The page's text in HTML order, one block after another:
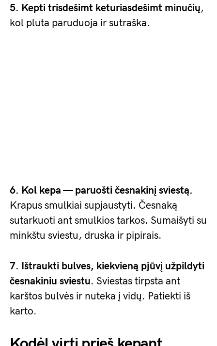
5. Kepti trisdešimt keturiasdešimt minučių,
kol pluta paruduoja ir sutraška.
6. Kol kepa — paruošti česnakinį sviestą.
Krapus smulkiai supjaustyti. Česnaką
sutarkuoti ant smulkios tarkos. Sumaišyti su
minkštu sviestu, druska ir pipirais.
7. Ištraukti bulves, kiekvieną pjūvį užpildyti
česnakiniu sviestu. Sviestas tirpsta ant
karštos bulvės ir nuteka į vidų. Patiekti iš
karto.